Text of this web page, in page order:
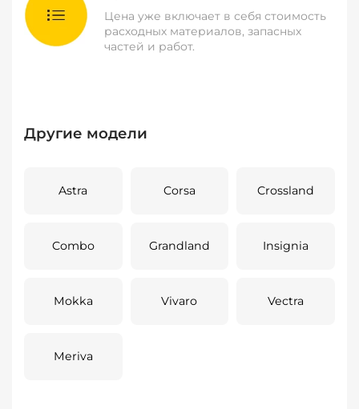
Цена уже включает в себя стоимость
расходных материалов, запасных
частей и работ.
Другие модели
Astra Corsa Crossland
Combo Grandland Insignia
Mokka Vivaro Vectra
Meriva